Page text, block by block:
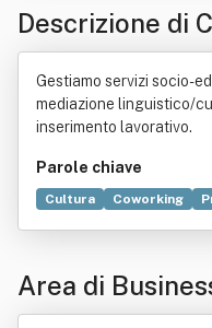
Descrizione di
ocietà
sabilita'
Gestiamo servizi socio-
mediazione linguistico/
inserimento lavorativo.
Parole chiave
Cultura Coworking
Consorzio
Commercio
Area di